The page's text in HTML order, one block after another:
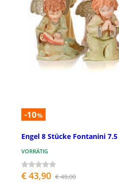
-10%
Engel 8 Stücke Fontanini
VORRÄTIG
€ 43,90 € 49,00